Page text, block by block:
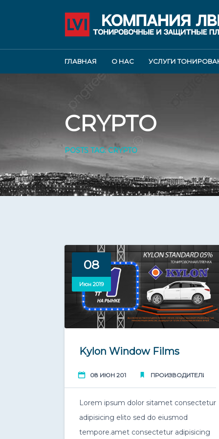
ГЛАВНАЯ О НАС УСЛУГИ
CRYPTO
POSTS TAG: CRYPTO
08
Июн 2019
Kylon Window Films
08 ИЮН 2019 ПРОИЗВОДИТЕЛИ
Lorem ipsum dolor sitamet consectetur
adipisicing elito sed do eiusmod
tempore.amet consectetur adipisicing